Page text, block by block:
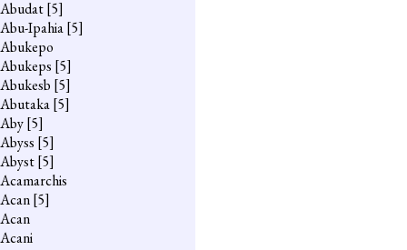
Abudat[5]
Abu-Ipahia[5]
Abukepo
Abukeps [5]
Abukesb [5]
Abutaka[5]
Aby[5]
Abyss [5]
Abyst[5]
Acamarchis
Acan[5]
Acan
Acani